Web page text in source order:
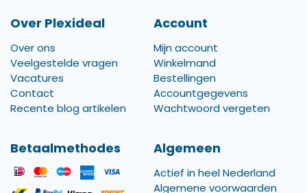
Over Plexideal
Over ons
Veelgestelde vragen
Vacatures
Contact
Recente blog artikelen
Account
Mijn account
Winkelmand
Bestellingen
Accountgegevens
Wachtwoord vergeten
Betaalmethodes Algemeen
Actief in heel Nederland
Algemene voorwaarden